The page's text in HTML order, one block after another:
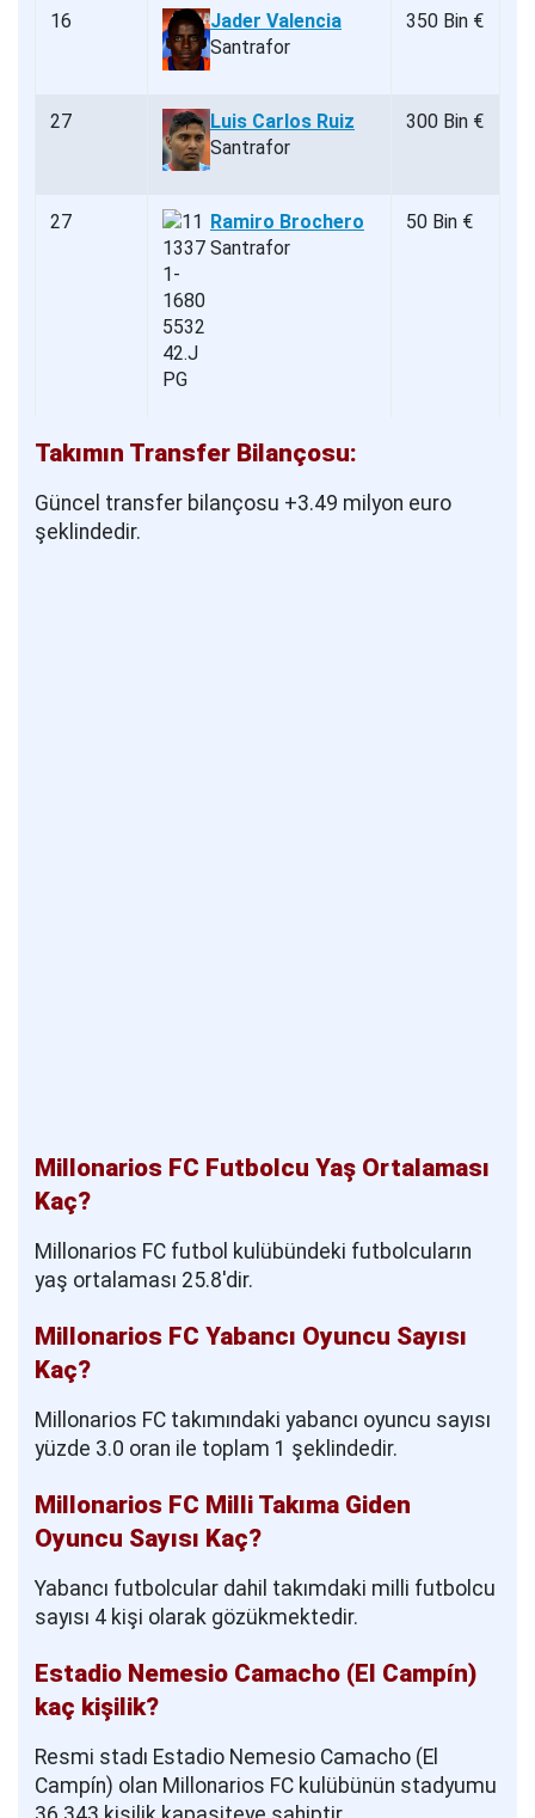
16
Jader Valencia
Santrafor
350 Bin €
27
Luis Carlos Ruiz
Santrafor
300 Bin €
27
Ramiro Brochero
Santrafor
50 Bin €
Takımın Transfer Bilançosu:
Güncel transfer bilançosu +3.49 milyon euro
şeklindedir.
Millonarios FC Futbolcu Yaş Ortalaması
Kaç?
Millonarios FC futbol kulübündeki futbolcuların
yaş ortalaması 25.8'dir.
Millonarios FC Yabancı Oyuncu Sayısı
Kaç?
Millonarios FC takımındaki yabancı oyuncu sayısı
yüzde 3.0 oran ile toplam 1 şeklindedir.
Millonarios FC Milli Takıma Giden
Oyuncu Sayısı Kaç?
Yabancı futbolcular dahil takımdaki milli futbolcu
sayısı 4 kişi olarak gözükmektedir.
Estadio Nemesio Camacho (El Campín)
kaç kişilik?
Resmi stadı Estadio Nemesio Camacho (El
Campín) olan Millonarios FC kulübünün stadyumu